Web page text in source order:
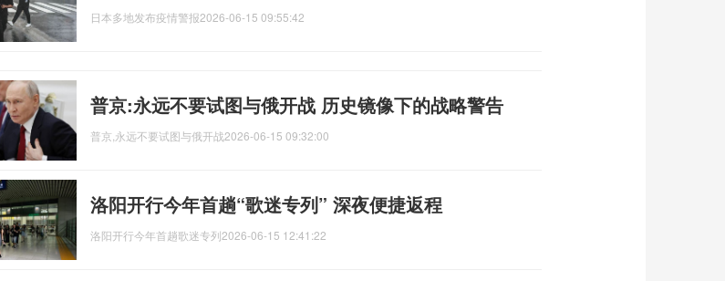
日本多地发布疫情警报2026-06-15 09:55:42
普京:永远不要试图与俄开战 历史镜像下的战略警告
普京,永远不要试图与俄开战2026-06-15 09:32:00
洛阳开行今年首趟“歌迷专列” 深夜便捷返程
洛阳开行今年首趟歌迷专列2026-06-15 12:41:22